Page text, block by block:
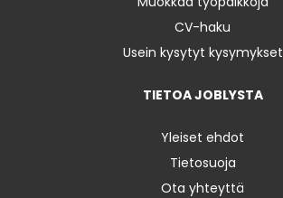
CV-haku
Usein kysytyt kysymykset
TIETOA JOBLYSTA
Yleiset ehdot
Tietosuoja
Ota yhteyttä